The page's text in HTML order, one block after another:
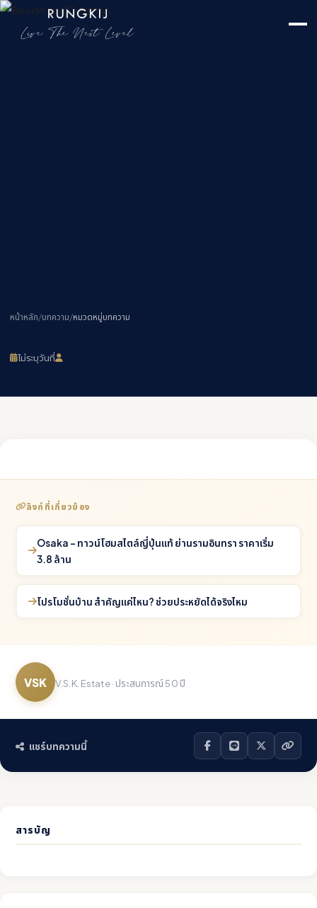
หน้าหลัก/บทความ/หมวดหมู่บทความ
ไม่ระบุวันที่
ลิงก์ที่เกี่ยวข้อง
Osaka - ทาวน์โฮมสไตล์ญี่ปุ่นแท้ ย่านรามอินทรา ราคาเริ่ม
3.8 ล้าน
โปรโมชั่นบ้าน สำคัญแค่ไหน? ช่วยประหยัดได้จริงไหม
VSK V.S.K. Estate · ประสบการณ์ 50 ปี
แชร์บทความนี้
สารบัญ